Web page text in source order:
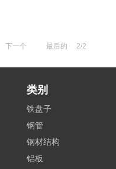
下一个 最后的 2/2
类别
铁盘子
钢管
钢材结构
铝板